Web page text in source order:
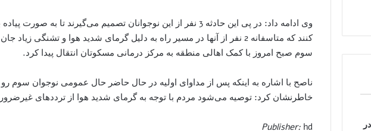
وی ادامه داد: در پی این حادثه 3 نفر از این نوجوانان تصمیم می‌گیرند
کنند که متاسفانه 2 نفر از آنها در مسیر راه به دلیل گرمای شدید هوا و تشنگی
سوم صبح امروز با کمک اهالی منطقه به مرکز درمانی مسکوتان انتقال پیدا کرد.
ناصح با اشاره به اینکه پس از مداوای اولیه در حال حاضر حال عمومی نوجوان سوم
خاطرنشان کرد: توصیه می‌شود مردم با توجه به گرمای شدید هوا از ترددهای
Publisher: hd